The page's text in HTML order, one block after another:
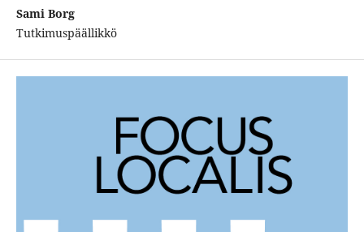
Sami Borg
Tutkimuspäällikkö